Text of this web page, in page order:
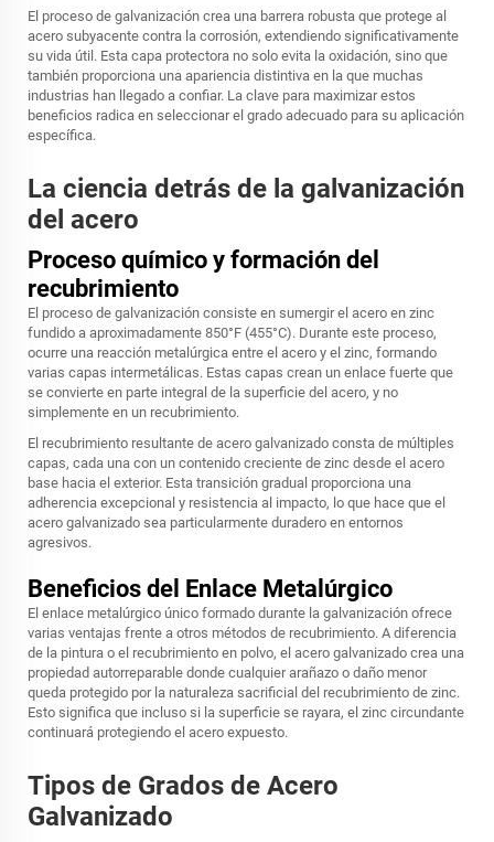
El proceso de galvanización crea una barrera robusta que protege al
acero subyacente contra la corrosión, extendiendo significativamente
su vida útil. Esta capa protectora no solo evita la oxidación, sino que
también proporciona una apariencia distintiva en la que muchas
industrias han llegado a confiar. La clave para maximizar estos
beneficios radica en seleccionar el grado adecuado para su aplicación
específica.
La ciencia detrás de la galvanización
del acero
Proceso químico y formación del
recubrimiento
El proceso de galvanización consiste en sumergir el acero en zinc
fundido a aproximadamente 850°F (455°C). Durante este proceso,
ocurre una reacción metalúrgica entre el acero y el zinc, formando
varias capas intermetálicas. Estas capas crean un enlace fuerte que
se convierte en parte integral de la superficie del acero, y no
simplemente en un recubrimiento.
El recubrimiento resultante de acero galvanizado consta de múltiples
capas, cada una con un contenido creciente de zinc desde el acero
base hacia el exterior. Esta transición gradual proporciona una
adherencia excepcional y resistencia al impacto, lo que hace que el
acero galvanizado sea particularmente duradero en entornos
agresivos.
Beneficios del Enlace Metalúrgico
El enlace metalúrgico único formado durante la galvanización ofrece
varias ventajas frente a otros métodos de recubrimiento. A diferencia
de la pintura o el recubrimiento en polvo, el acero galvanizado crea una
propiedad autorreparable donde cualquier arañazo o daño menor
queda protegido por la naturaleza sacrificial del recubrimiento de zinc.
Esto significa que incluso si la superficie se rayara, el zinc circundante
continuará protegiendo el acero expuesto.
Tipos de Grados de Acero
Galvanizado